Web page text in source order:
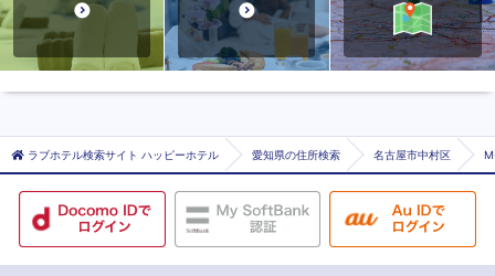
ラブホテル検索サイト ハッピーホテル 愛知県の住所検索 名古屋市中村区